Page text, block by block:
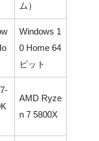
ム）
Windows 1
0 Home 64
ビット
AMD Ryze
n 7 5800X